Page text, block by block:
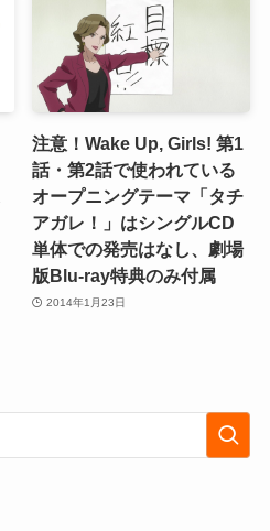
注意！Wake Up, Girls! 第1
話・第2話で使われている
オープニングテーマ「タチ
アガレ！」はシングルCD
単体での発売はなし、劇場
版Blu-ray特典のみ付属
2014年1月23日